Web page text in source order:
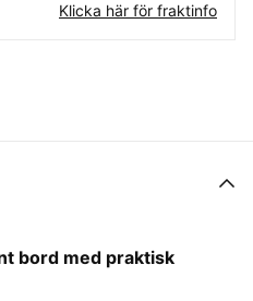
Klicka här för fraktinfo
bord med praktisk